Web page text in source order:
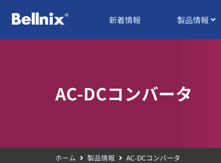
新着情報 製品情報
AC-DCコンバータ
ホーム 製品情報 AC-DCコンバータ